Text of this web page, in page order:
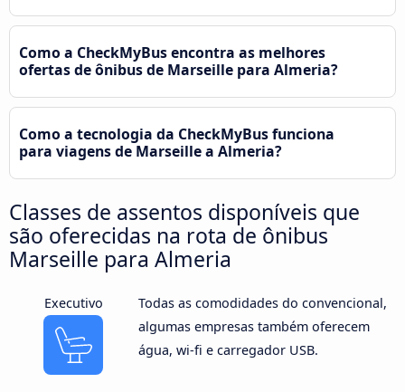
Como a CheckMyBus encontra as melhores
ofertas de ônibus de Marseille para Almeria?
Como a tecnologia da CheckMyBus funciona
para viagens de Marseille a Almeria?
Classes de assentos disponíveis que
são oferecidas na rota de ônibus
Marseille para Almeria
Executivo
Todas as comodidades do convencional,
algumas empresas também oferecem
água, wi-fi e carregador USB.